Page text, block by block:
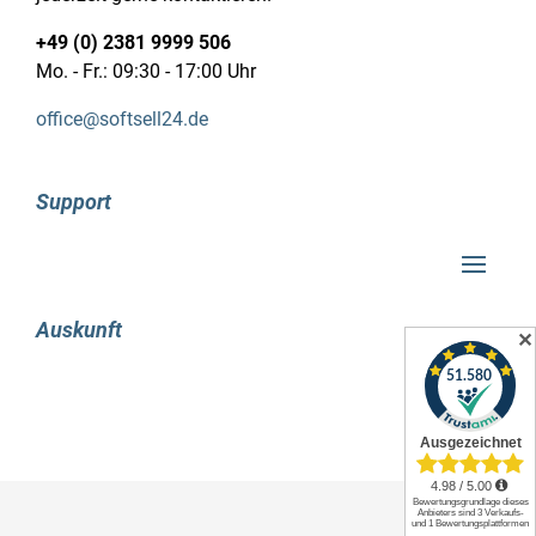
Die Lexware Buchhaltung Plus 2019 –
Abonnement beinhaltet eine breite Palette an
Funktion zum Online-Banking von Lexware
automatisierte Buchungsvorgänge behältst du
Die integrierte DATEV- und ELSTER-Schnittstelle
Datenaustausch mit deinem Steuerberater und
(Bilanz und GuV) erfolgt mühelos mit dieser
Mit Lexware Buchhaltung Plus 2019 behältst du
stets die Kontrolle über deine finanzielle Lage.
Auswertungsmöglichkeiten, mit denen du die
+49 (0) 2381 9999 506
Mo. - Fr.: 09:30 - 17:00 Uhr
office@softsell24.de
Support
Auskunft ✕